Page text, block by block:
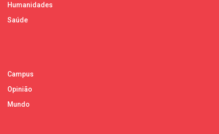
Humanidades
Saúde
Campus
Opinião
Mundo